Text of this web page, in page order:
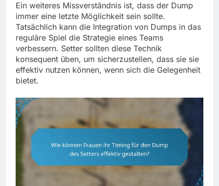
Ein weiteres Missverständnis ist, dass der Dump
immer eine letzte Möglichkeit sein sollte.
Tatsächlich kann die Integration von Dumps in das
reguläre Spiel die Strategie eines Teams
verbessern. Setter sollten diese Technik
konsequent üben, um sicherzustellen, dass sie sie
effektiv nutzen können, wenn sich die Gelegenheit
bietet.